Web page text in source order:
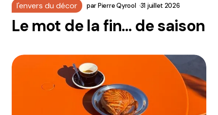
l'envers du décor parPierre Qyrool 31 juillet 2026
Le mot de la fin… de saison